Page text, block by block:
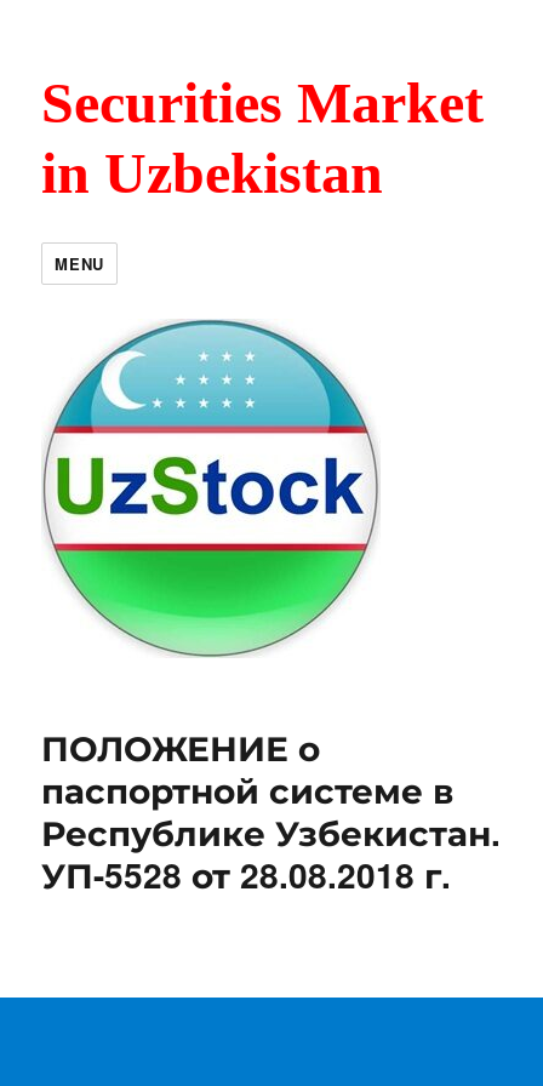
Securities Market
in Uzbekistan
MENU
ПОЛОЖЕНИЕ о
паспортной системе в
Республике Узбекистан.
УП-5528 от 28.08.2018 г.